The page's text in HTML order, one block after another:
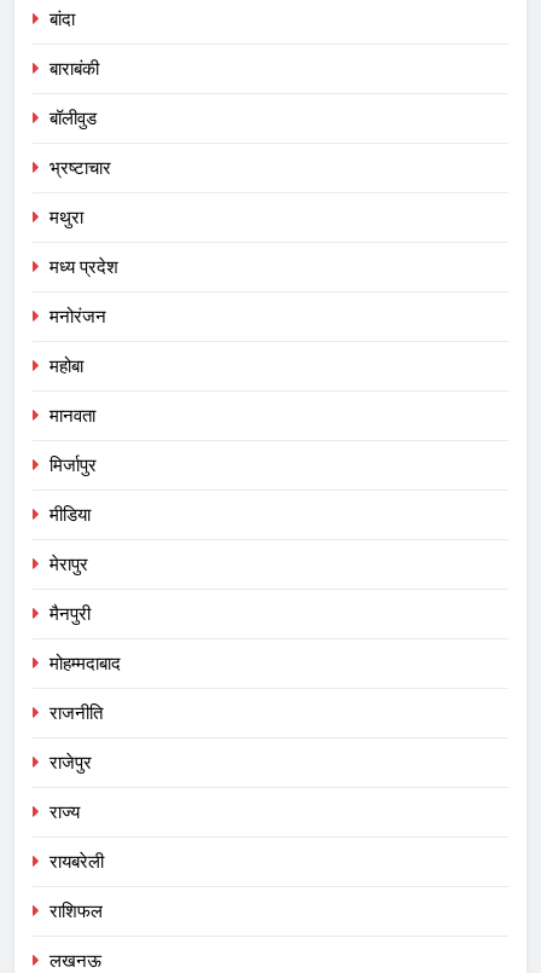
बांदा
बाराबंकी
बॉलीवुड
भ्रष्टाचार
मथुरा
मध्य प्रदेश
मनोरंजन
महोबा
मानवता
मिर्जापुर
मीडिया
मेरापुर
मैनपुरी
मोहम्मदाबाद
राजनीति
राजेपुर
राज्य
रायबरेली
राशिफल
लखनऊ